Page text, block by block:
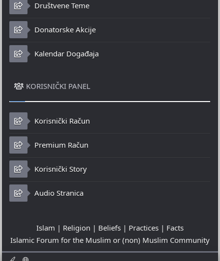
Društvene Teme
Donatorske Akcije
Kalendar Događaja
KORISNIČKI PANEL
Korisnički Račun
Premium Račun
Korisnički Story
Audio Stranica
Islam | Religion | Beliefs | Practices | Facts
Islamic Forum for the Muslim or (non) Muslim Community